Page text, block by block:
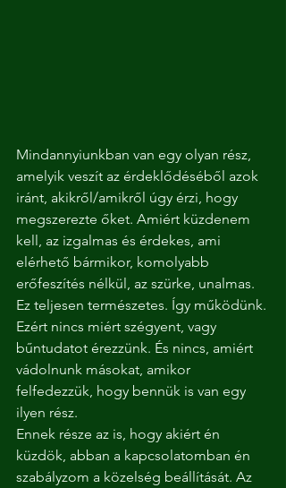
Mindannyiunkban van egy olyan rész,
amelyik veszít az érdeklődéséből azok
iránt, akikről/amikről úgy érzi, hogy
megszerezte őket. Amiért küzdenem
kell, az izgalmas és érdekes, ami
elérhető bármikor, komolyabb
erőfeszítés nélkül, az szürke, unalmas.
Ez teljesen természetes. Így működünk.
Ezért nincs miért szégyent, vagy
bűntudatot érezzünk. És nincs, amiért
vádolnunk másokat, amikor
felfedezzük, hogy bennük is van egy
ilyen rész.
Ennek része az is, hogy akiért én
küzdök, abban a kapcsolatomban én
szabályzom a közelség beállítását. Az